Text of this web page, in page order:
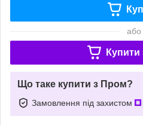
або
Купити
Що таке купити з Пром?
Замовлення під захистом